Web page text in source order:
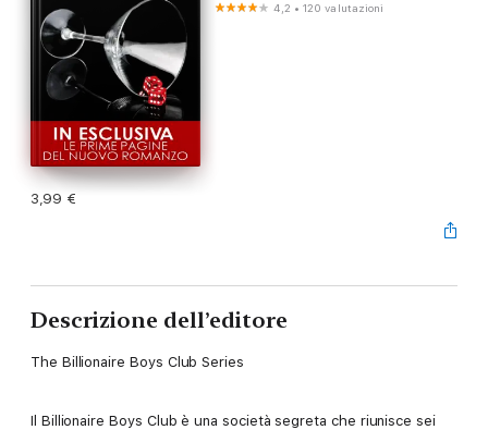
4,2 •120 valutazioni
3,99 €
Descrizione dell’editore
The Billionaire Boys Club Series
Il Billionaire Boys Club è una società segreta che riunisce sei